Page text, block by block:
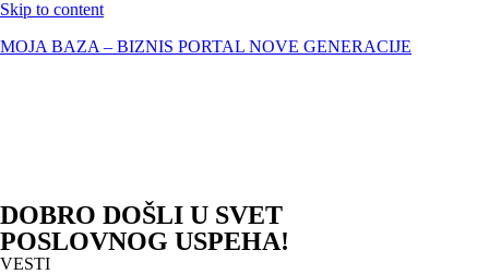
Skip to content
MOJA BAZA – BIZNIS PORTAL NOVE GENERACIJE
DOBRO DOŠLI U SVET
POSLOVNOG USPEHA!
VESTI